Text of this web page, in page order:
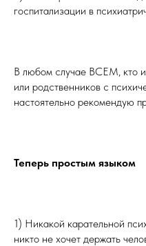
госпитализации в
В любом случае ВСЕМ, кто
или родственников с
настоятельно рекомендую
Теперь простым языком
1) Никакой карательной
никто не хочет держать